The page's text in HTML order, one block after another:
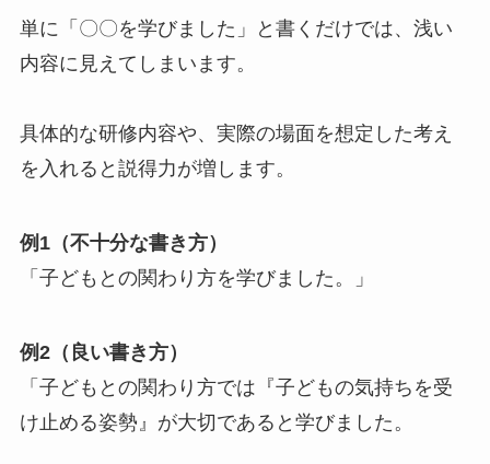
単に「〇〇を学びました」と書くだけでは、浅い
内容に見えてしまいます。
具体的な研修内容や、実際の場面を想定した考え
を入れると説得力が増します。
例1（不十分な書き方）
「子どもとの関わり方を学びました。」
例2（良い書き方）
「子どもとの関わり方では『子どもの気持ちを受
け止める姿勢』が大切であると学びました。